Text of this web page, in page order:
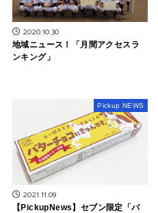
2020.10.30
地域ニュース！「月間アクセスラ
ンキング」
Pickup NEWS
2021.11.09
【PickupNews】セブン限定「バ